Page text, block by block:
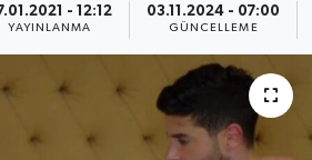
- 12:12
YAYINLANMA
03.11.2024 - 07:00
GÜNCELLEME